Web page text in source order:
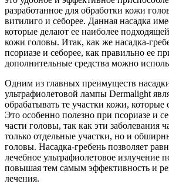
разработанное для обработки кожи
витилиго и себорее. Данная насадка
которые делают ее наиболее
кожи головы. Итак, как же насадка-
псориазе и себорее, как правильно ее
дополнительные средства можно
Одним из главных преимуществ
ультрафиолетовой лампы Dermalight
обрабатывать те участки кожи,
Это особенно полезно при псориазе и
части головы, так как эти заболевания
только отдельные участки, но и
головы. Насадка-гребень позволяет
лечебное ультрафиолетовое излучение
повышая тем самым эффективность и
лечения.